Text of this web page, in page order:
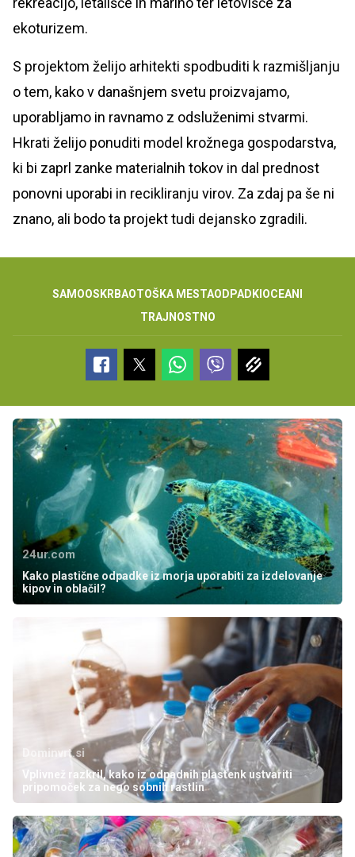
ekoturizem.
S projektom želijo arhitekti spodbuditi k razmišljanju
o tem, kako v današnjem svetu proizvajamo,
uporabljamo in ravnamo z odsluženimi stvarmi.
Hkrati želijo ponuditi model krožnega gospodarstva,
ki bi zaprl zanke materialnih tokov in dal prednost
ponovni uporabi in recikliranju virov. Za zdaj pa še ni
znano, ali bodo ta projekt tudi dejansko zgradili.
SAMOOSKRBAOTOŠKA MESTAODPADKI OCEANI
TRAJNOSTNO
24ur.com
Kako plastične odpadke iz morja uporabiti za izdelovanje
kipov in oblačil?
Dominvrt.si
Vplivnež razkril, kako iz odpadnih plastenk ustvariti
pripomoček za nego sobnih rastlin